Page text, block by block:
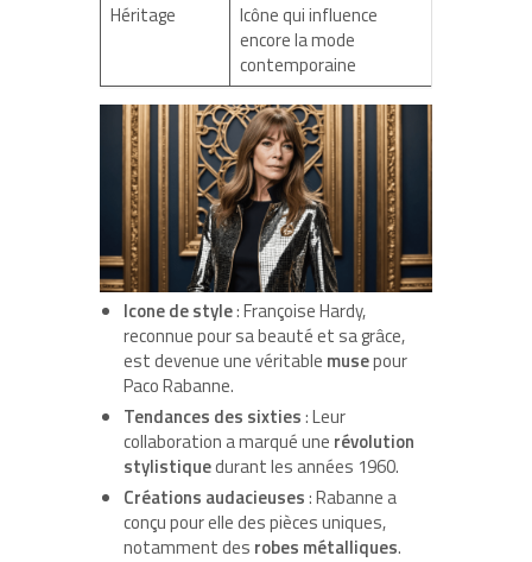
Héritage
Icône qui influence
encore la mode
contemporaine
Icone de style: Françoise Hardy,
reconnue pour sa beauté et sa grâce,
est devenue une véritable musepour
Paco Rabanne.
Tendances des sixties: Leur
collaboration a marqué une révolution
stylistiquedurant les années 1960.
Créations audacieuses: Rabanne a
conçu pour elle des pièces uniques,
notamment des robes métalliques.